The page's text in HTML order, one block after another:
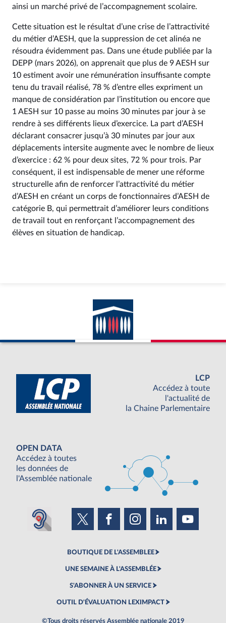
ainsi un marché privé de l’accompagnement scolaire.
Cette situation est le résultat d’une crise de l’attractivité
du métier d’AESH, que la suppression de cet alinéa ne
résoudra évidemment pas. Dans une étude publiée par la
DEPP (mars 2026), on apprenait que plus de 9 AESH sur
10 estiment avoir une rémunération insuffisante compte
tenu du travail réalisé, 78 % d’entre elles expriment un
manque de considération par l’institution ou encore que
1 AESH sur 10 passe au moins 30 minutes par jour à se
rendre à ses différents lieux d’exercice. La part d’AESH
déclarant consacrer jusqu’à 30 minutes par jour aux
déplacements intersite augmente avec le nombre de lieux
d’exercice : 62 % pour deux sites, 72 % pour trois. Par
conséquent, il est indispensable de mener une réforme
structurelle afin de renforcer l’attractivité du métier
d’AESH en créant un corps de fonctionnaires d’AESH de
catégorie B, qui permettrait d’améliorer leurs conditions
de travail tout en renforçant l’accompagnement des
élèves en situation de handicap.
LCP
Accédez à toute
l'actualité de
la Chaine Parlementaire
OPEN DATA
Accédez à toutes
les données de
l'Assemblée nationale
BOUTIQUE DE L'ASSEMBLEE
UNE SEMAINE À L'ASSEMBLÉE
S'ABONNER À UN SERVICE
OUTIL D'ÉVALUATION LEXIMPACT
©Tous droits réservés Assemblée nationale 2019